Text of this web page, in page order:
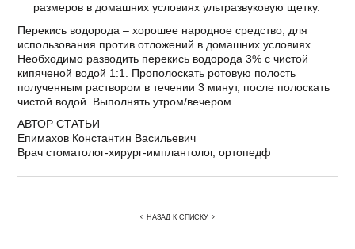
размеров в домашних условиях ультразвуковую щетку.
Перекись водорода – хорошее народное средство, для
использования против отложений в домашних условиях.
Необходимо разводить перекись водорода 3% с чистой
кипяченой водой 1:1. Прополоскать ротовую полость
полученным раствором в течении 3 минут, после полоскать
чистой водой. Выполнять утром/вечером.
АВТОР СТАТЬИ
Епимахов Константин Васильевич
Врач стоматолог-хирург-имплантолог, ортопедф
НАЗАД К СПИСКУ